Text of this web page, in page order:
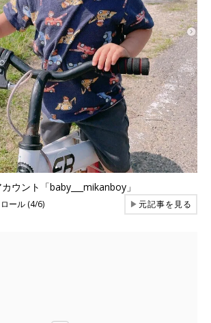
ウント「baby___mikanboy」
ール (4/6) ▶元記事を見る